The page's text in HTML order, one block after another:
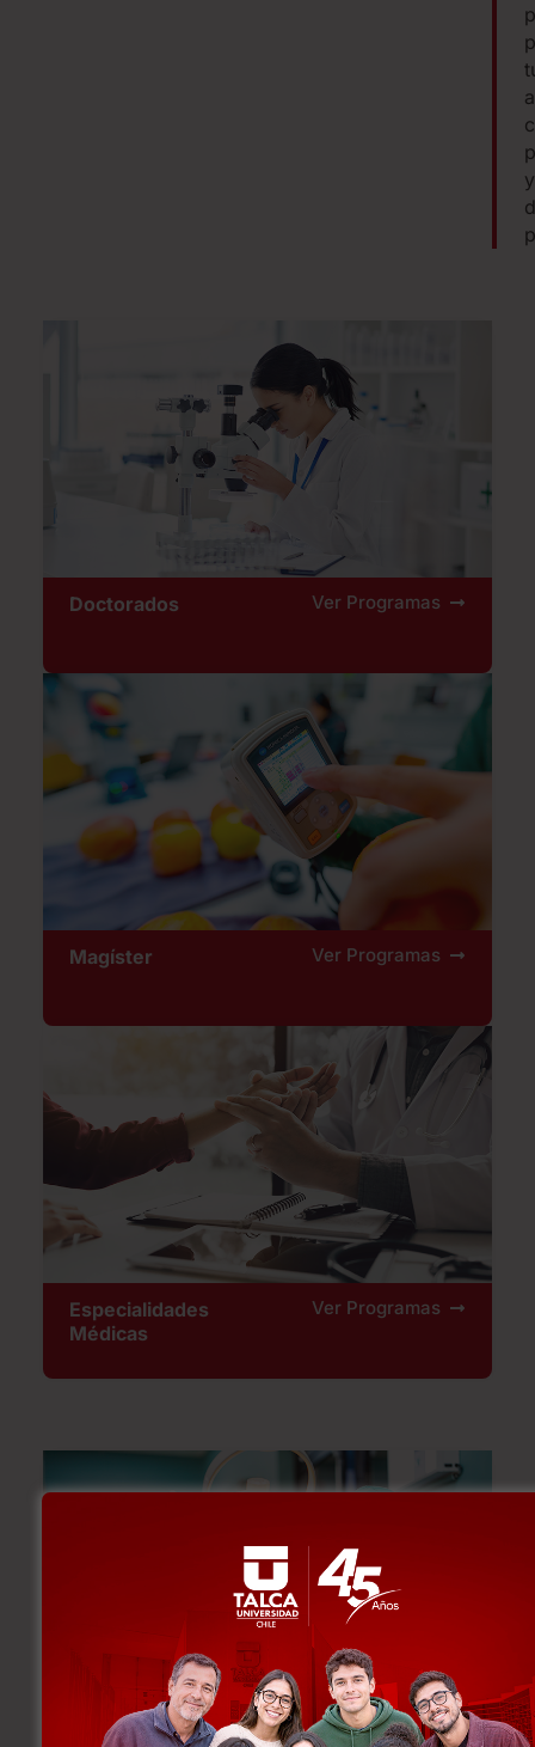
y
Doctorados Ver Programas
Magíster Ver Programas
Especialidades
Médicas
Ver Programas
Especialidades
Ver Programas